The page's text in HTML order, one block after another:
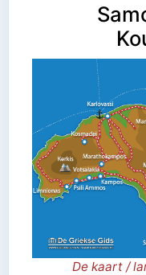
De kaart /